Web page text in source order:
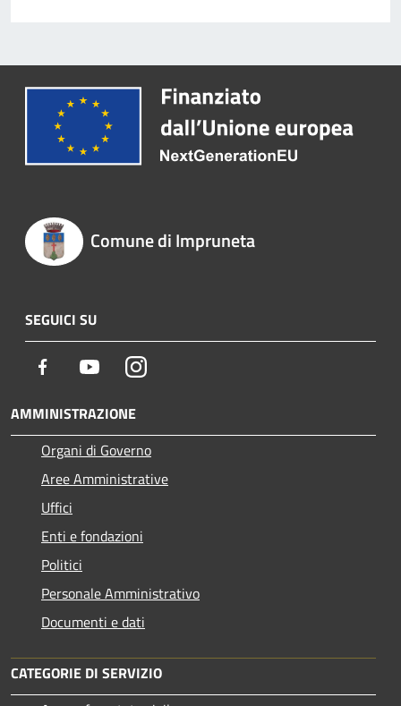
Comune di Impruneta
SEGUICI SU
Facebook YoutubeInstagram
AMMINISTRAZIONE
Organi di Governo
Aree Amministrative
Uffici
Enti e fondazioni
Politici
Personale Amministrativo
Documenti e dati
CATEGORIE DI SERVIZIO